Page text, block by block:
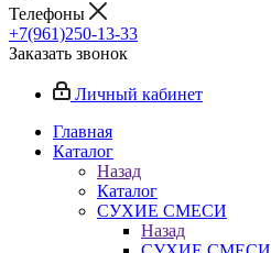
Телефоны
+7(961)250-13-33
Заказать звонок
Личный кабинет
Главная
Каталог
Назад
Каталог
СУХИЕ СМЕСИ
Назад